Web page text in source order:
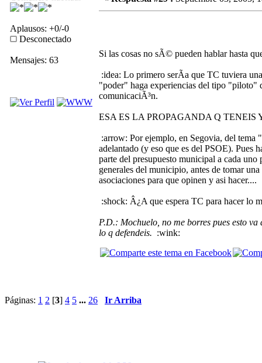
Aplausos: +0/-0
Desconectado
Mensajes: 63
Si las cosas no sÃ© pueden hablar hasta
:idea: Lo primero serÃ­a que TC tuviera
"poder" haga experiencias del tipo "piloto"
comunicaciÃ³n.
ESA ES LA PROPAGANDA Q
:arrow: Por ejemplo, en Segovia, del tema
adelantado (y eso que es del PSOE). Pues
parte del presupuesto municipal a cada uno
generales del municipio, antes de tomar
asociaciones para que opinen y asi hacer....
:shock: Â¿A que espera TC para hacer lo
P.D.: Mochuelo, no me borres pues esto
lo q defendeis. :wink:
Páginas: 1 2 [3] 4 5 ... 26 Ir Arriba